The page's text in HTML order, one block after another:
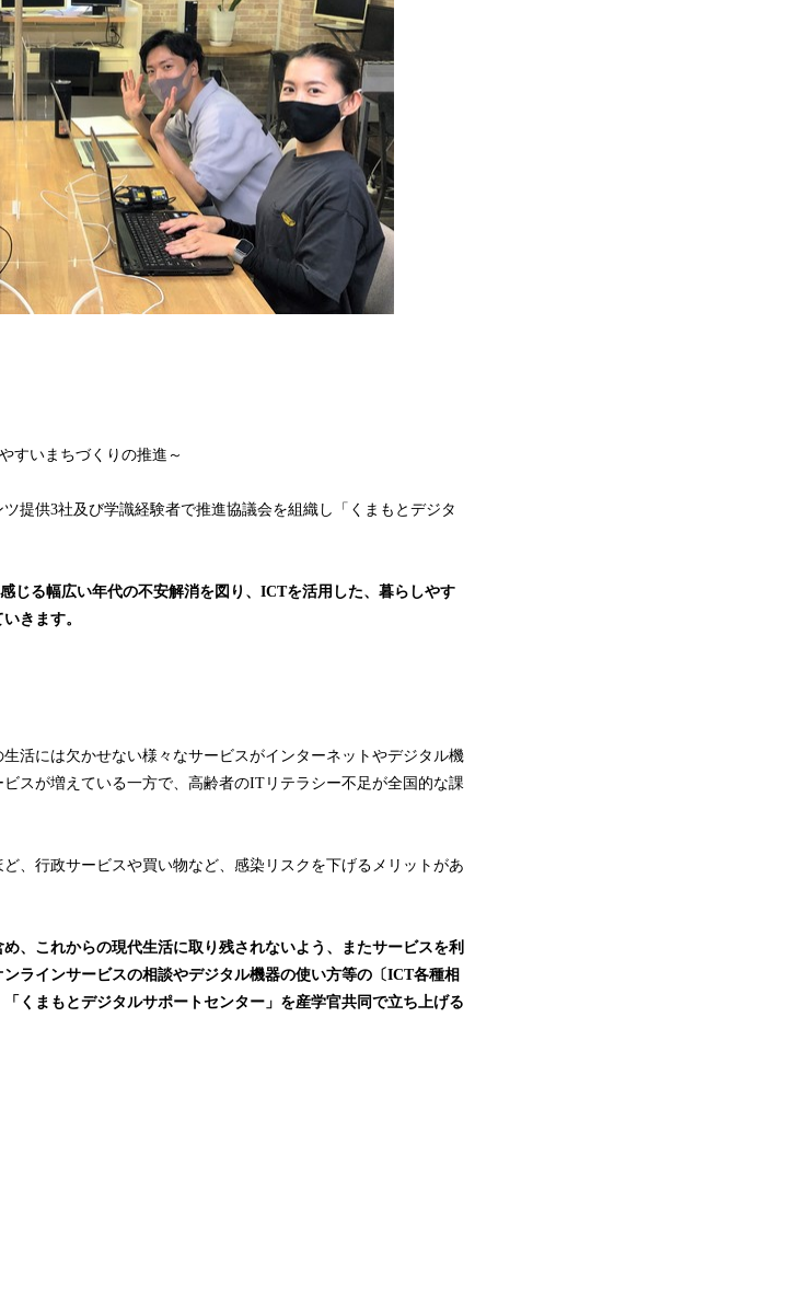
すいまちづくりの推進～
提供3社及び学識経験者で推進協議会を組織し「くまもとデジタ
じる幅広い年代の不安解消を図り、ICTを活用した、暮らしやす
きます。
活には欠かせない様々なサービスがインターネットやデジタル機
スが増えている一方で、高齢者のITリテラシー不足が全国的な課
、行政サービスや買い物など、感染リスクを下げるメリットがあ
、これからの現代生活に取り残されないよう、またサービスを利
ラインサービスの相談やデジタル機器の使い方等の〔ICT各種相
くまもとデジタルサポートセンター」を産学官共同で立ち上げる